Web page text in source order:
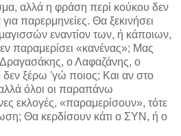
αλλά η φράση περί κούκου δεν
παρερμηνείες. Θα ξεκινήσει
εναντίον των, ή κάποιων,
παραμερίσει «κανένας»; Μας
Δραγασάκης, ο Λαφαζάνης, ο
ξέρω 'γώ ποιος; Και αν στο
όλοι οι παραπάνω
εκλογές, «παραμερίσουν», τότε
Θα κερδίσουν κάτι ο ΣΥΝ, ή ο